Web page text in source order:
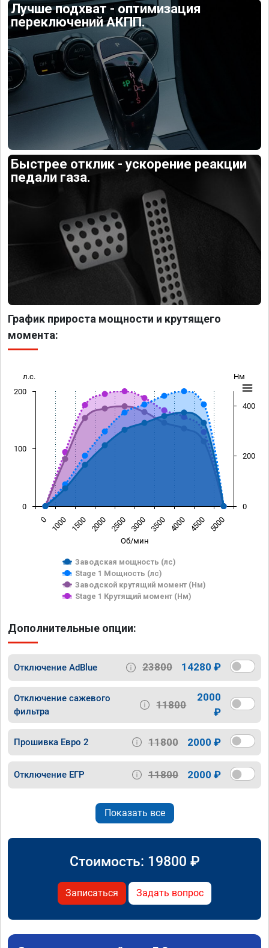
Лучше подхват - оптимизация
переключений АКПП.
Быстрее отклик - ускорение реакции
педали газа.
График прироста мощности и крутящего
момента:
Об/мин
л.с. Нм
Заводская мощность (лс)
Stage 1 Мощность (лс)
Заводской крутящий момент (Нм)
Stage 1 Крутящий момент (Нм)
0 1000 1500 2000 2500 3000 3500 4000 4500 5000
0
100
200
0
200
400
Дополнительные опции:
Отключение AdBlue 23800 14280 ₽
Отключение сажевого
фильтра
11800
2000
₽
Прошивка Евро 2 11800 2000 ₽
Отключение ЕГР 11800 2000 ₽
Показать все
Стоимость: 19800 ₽
Записаться Задать вопрос